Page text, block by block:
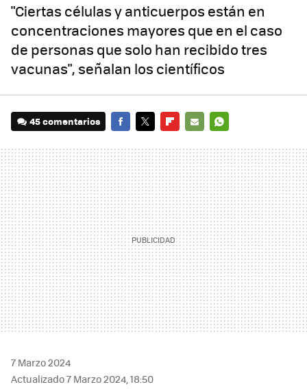
"Ciertas células y anticuerpos están en
concentraciones mayores que en el caso
de personas que solo han recibido tres
vacunas", señalan los científicos
45 comentarios
MAIL
7 Marzo 2024
Actualizado 7 Marzo 2024, 18:50